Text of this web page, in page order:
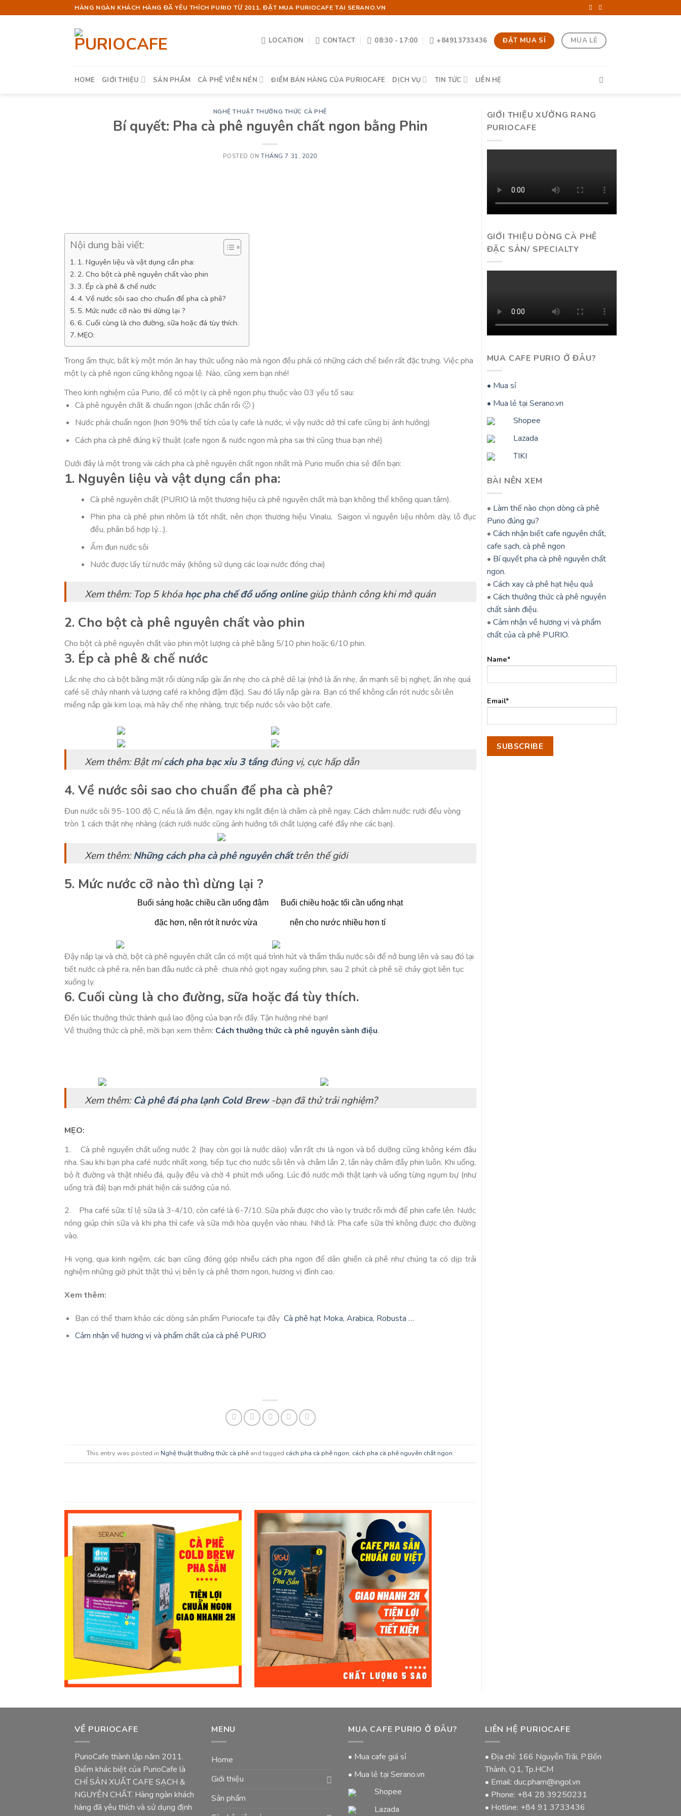
to
HÀNG NGÀN KHÁCH HÀNG ĐÃ YÊU THÍCH PURIO TỪ 2011. ĐẶT MUA PURIOCAFE TẠI SERANO.VN
LOCATION CONTACT 08:30 - 17:00 +84913733436 ĐẶT MUA SỈ MUA LẺ
HOME GIỚI THIỆU SẢN PHẨM CÀ PHÊ VIÊN NÉN ĐIỂM BÁN HÀNG CỦA PURIOCAFE DỊCH VỤ TIN TỨC LIÊN HỆ
NGHỆ THUẬT THƯỞNG THỨC CÀ PHÊ
Bí quyết: Pha cà phê nguyên chất ngon bằng Phin
POSTED ONTHÁNG 7 31, 2020
Nội dung bài viết:
1. Nguyên liệu và vật dụng cần pha:
2. Cho bột cà phê nguyên chất vào phin
3. Ép cà phê & chế nước
4. Về nước sôi sao cho chuẩn để pha cà phê?
5. Mức nước cỡ nào thì dừng lại ?
6. Cuối cùng là cho đường, sữa hoặc đá tùy thích.
MẸO:
Trong ẩm thực, bất kỳ một món ăn hay thức uống nào mà ngon đều phải có những cách chế biến rất đặc trưng. Việc pha
một ly cà phê ngon cũng không ngoại lệ. Nào, cũng xem bạn nhé!
Theo kinh nghiệm của Purio, để có một ly cà phê ngon phụ thuộc vào 03 yếu tố sau:
Cà phê nguyên chất & chuẩn ngon (chắc chắn rồi 🙂 )
Nước phải chuẩn ngon (hơn 90% thể tích của ly cafe là nước, vì vậy nước dở thì cafe cũng bị ảnh hưởng)
Cách pha cà phê đúng kỹ thuật (cafe ngon & nước ngon mà pha sai thì cũng thua bạn nhé)
Dưới đây là một trong vài cách pha cà phê nguyên chất ngon nhất mà Purio muốn chia sẻ đến bạn:
1. Nguyên liệu và vật dụng cần pha:
Cà phê nguyên chất (PURIO là một thương hiệu cà phê nguyên chất mà bạn không thể không quan tâm).
Phin pha cà phê phin nhôm là tốt nhất, nên chọn thương hiệu Vinalu, Saigon vì nguyên liệu nhôm dày, lỗ đục
đều, phân bố hợp lý…).
Ấm đun nước sôi
Nước được lấy từ nước máy (không sử dụng các loại nước đóng chai)
Xem thêm: Top 5 khóahọc pha chế đồ uống onlinegiúp thành công khi mở quán
2. Cho bột cà phê nguyên chất vào phin
Cho bột cà phê nguyên chất vào phin một lượng cà phê bằng 5/10 phin hoặc 6/10 phin.
3. Ép cà phê & chế nước
Lắc nhẹ cho cà bột bằng mặt rồi dùng nấp gài ấn nhẹ cho cà phê dẽ lại (nhớ là ấn nhẹ, ấn mạnh sẽ bị nghẹt, ấn nhẹ quá
café sẽ chảy nhanh và lượng café ra không đậm đặc). Sau đó lấy nắp gài ra. Bạn có thể không cần rót nước sôi lên
miếng nắp gài kim loại, mà hãy chế nhẹ nhàng, trực tiếp nước sôi vào bột cafe.
Xem thêm: Bật mícách pha bạc xỉu 3 tầngđúng vị, cực hấp dẫn
4. Về nước sôi sao cho chuẩn để pha cà phê?
Đun nước sôi 95-100 độ C, nếu là ấm điện, ngay khi ngắt điện là châm cà phê ngay. Cách châm nước: rưới đều vòng
tròn 1 cách thật nhẹ nhàng (cách rưới nước cũng ảnh hưởng tới chất lượng café đấy nhe các bạn).
Xem thêm:Những cách pha cà phê nguyên chấttrên thế giới
5. Mức nước cỡ nào thì dừng lại ?
Buổi sáng hoặc chiều cần uống đậm Buổi chiều hoặc tối cần uống nhạt
đặc hơn, nên rót ít nướcvừa nên cho nước nhiều hơn tí
Đậy nắp lại và chờ, bột cà phê nguyên chất cần có một quá trình hút và thẩm thấu nước sôi để nở bung lên và sau đó lại
tiết nước cà phê ra, nên ban đầu nước cà phê chưa nhỏ giọt ngay xuống phin, sau 2 phút cà phê sẽ chảy giọt liên tục
xuống ly.
6. Cuối cùng là cho đường, sữa hoặc đá tùy thích.
Đến lúc thưởng thức thành quả lao động của bạn rồi đấy. Tận hưởng nhé bạn!
Về thưởng thức cà phê, mời bạn xem thêm: Cách thưởng thức cà phê nguyên sành điệu.
Xem thêm:Cà phê đá pha lạnh Cold Brew-bạn đã thử trải nghiệm?
MẸO:
1. Cà phê nguyên chất uống nước 2 (hay còn gọi là nước dão) vẫn rất chi là ngon và bổ dưỡng cũng không kém đâu
nha. Sau khi bạn pha café nước nhất xong, tiếp tục cho nước sôi lên và châm lần 2, lần này châm đầy phin luôn. Khi uống,
bỏ ít đường và thật nhiều đá, quậy đều và chờ 4 phút mới uống. Lúc đó nước mới thật lạnh và uống từng ngụm bự (như
uống trà đá) bạn mới phát hiện cái sướng của nó.
2. Pha café sữa: tỉ lệ sữa là 3-4/10, còn café là 6-7/10. Sữa phải được cho vào ly trước rồi mới để phin cafe lên. Nước
nóng giúp chín sữa và khi pha thì cafe và sữa mới hòa quyện vào nhau. Nhớ là: Pha cafe sữa thì không được cho đường
vào.
Hi vọng, qua kinh ngiệm, các bạn cũng đóng góp nhiều cách pha ngon để dân ghiền cà phê như chúng ta có dịp trải
nghiệm những giờ phút thật thú vị bên ly cà phê thơm ngon, hương vị đỉnh cao.
Xem thêm:
Bạn có thể tham khảo các dòng sản phẩm Puriocafe tại đây Cà phê hạt Moka, Arabica, Robusta …
Cảm nhận về hương vị và phẩm chất của cà phê PURIO
This entry was posted in Nghệ thuật thưởng thức cà phêand tagged cách pha cà phê ngon, cách pha cà phê nguyên chất ngon.
GIỚI THIỆU XƯỞNG RANG
PURIOCAFE
GIỚI THIỆU DÒNG CÀ PHÊ
ĐẶC SẢN/ SPECIALTY
MUA CAFE PURIO Ở ĐÂU?
• Mua sỉ
• Mua lẻ tại Serano.vn
Shopee
Lazada
TIKI
BÀI NÊN XEM
• Làm thế nào chọn dòng cà phê
Purio đúng gu?
• Cách nhận biết cafe nguyên chất,
cafe sạch, cà phê ngon
• Bí quyết pha cà phê nguyên chất
ngon.
• Cách xay cà phê hạt hiệu quả
• Cách thưởng thức cà phê nguyên
chất sành điệu.
• Cảm nhận về hương vị và phẩm
chất của cà phê PURIO.
Name*
Email*
VỀ PURIOCAFE
PurioCafe thành lập năm 2011.
Điểm khác biệt của PurioCafe là
CHỈ SẢN XUẤT CAFE SẠCH &
NGUYÊN CHẤT. Hàng ngàn khách
hàng đã yêu thích và sử dụng định
MENU
Home
Giới thiệu
Sản phẩm
MUA CAFE PURIO Ở ĐÂU?
• Mua cafe giá sỉ
• Mua lẻ tại Serano.vn
Shopee
Lazada
LIÊN HỆ PURIOCAFE
• Địa chỉ: 166 Nguyễn Trãi, P.Bến
Thành, Q.1, Tp.HCM
• Email: duc.pham@ingol.vn
• Phone: +84 28 39250231
• Hotline: +84 91 3733436